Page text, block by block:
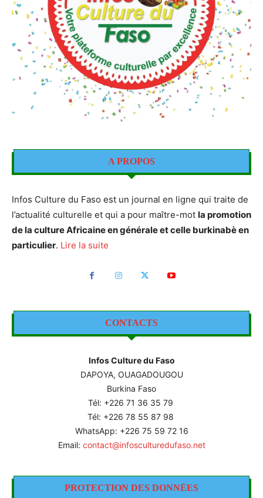
A PROPOS
Infos Culture du Faso est un journal en ligne qui traite de
l’actualité culturelle et qui a pour maître-mot la promotion
de la culture Africaine en générale et celle burkinabè en
particulier. Lire la suite
CONTACTS
Infos Culture du Faso
DAPOYA, OUAGADOUGOU
Burkina Faso
Tél: +226 71 36 35 79
Tél: +226 78 55 87 98
WhatsApp: +226 75 59 72 16
Email: contact@infosculturedufaso.net
PROTECTION DES DONNÉES